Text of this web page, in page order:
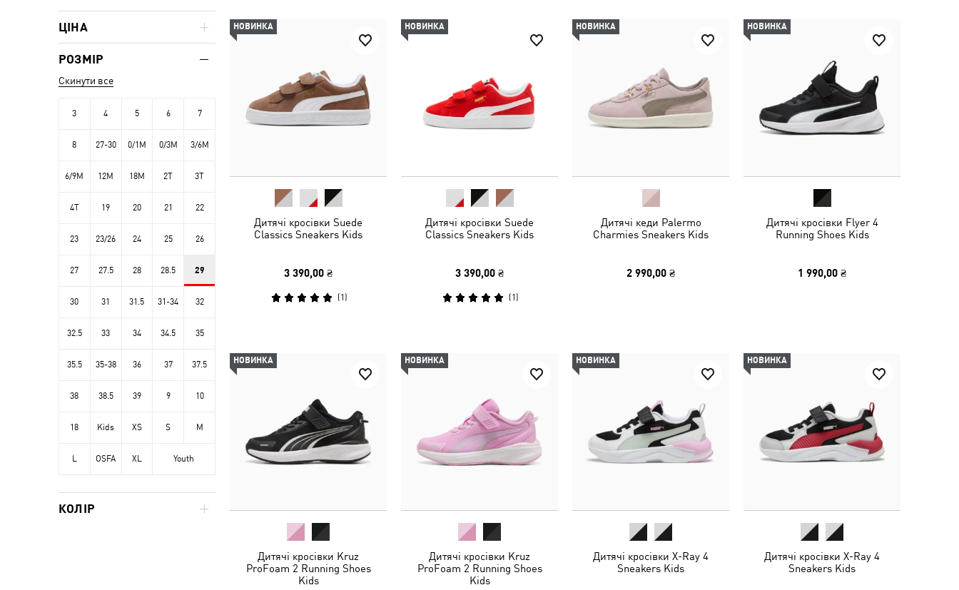
НОВИНКА
Дитячі кросівки Suede
Classics Sneakers Kids
3 390,00 ₴
(1 )
НОВИНКА
Дитячі кросівки Suede
Classics Sneakers Kids
3 390,00 ₴
(1 )
НОВИНКА
Дитячі кеди Palermo
Charmies Sneakers Kids
2 990,00 ₴
НОВИНКА
Дитячі кросівки Flyer 4
Running Shoes Kids
1 990,00 ₴
НОВИНКА
Дитячі кросівки Kruz
ProFoam 2 Running Shoes
Kids
НОВИНКА
Дитячі кросівки Kruz
ProFoam 2 Running Shoes
Kids
НОВИНКА
Дитячі кросівки X-Ray 4
Sneakers Kids
НОВИНКА
Дитячі кросівки X-Ray 4
Sneakers Kids
ЦІНА
РОЗМІР
Скинути все
3 4 5 6 7
8 27-30 0/1M 0/3M 3/6M
6/9M 12M 18M 2T 3T
4T 19 20 21 22
23 23/26 24 25 26
27 27.5 28 28.5 29
30 31 31.5 31-34 32
32.5 33 34 34.5 35
35.5 35-38 36 37 37.5
38 38.5 39 9 10
18 Kids XS S M
L OSFA XL Youth
КОЛІР